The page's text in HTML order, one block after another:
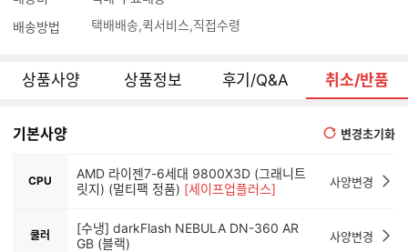
배송방법
택배배송 퀵서비스 직접수령
상품사양 상품정보 후기/Q&A 취소/반품
기본사양 변경초기화
CPU
AMD 라이젠7-6세대 9800X3D (그래니트
릿지) (멀티팩 정품) [세이프업플러스] 사양변경
쿨러
[수냉] darkFlash NEBULA DN-360 AR
GB (블랙)
사양변경